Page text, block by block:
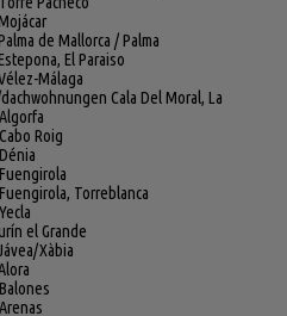
de Mallorca / Palma
El Paraiso
Málaga
Cala Del Moral, La
Roig
Torreblanca
el Grande
Xàbia